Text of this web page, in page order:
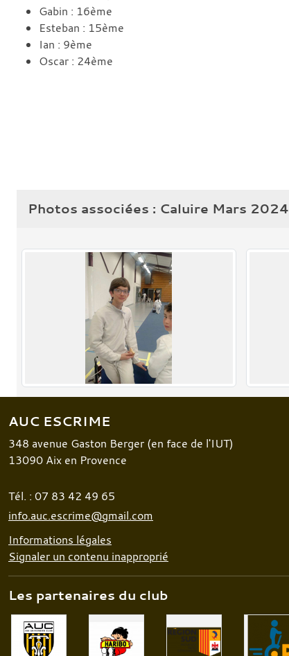
Gabin : 16ème
Esteban : 15ème
Ian : 9ème
Oscar : 24ème
Photos associées : Caluire Mars 2024
AUC ESCRIME
348 avenue Gaston Berger (en face de l'IUT)
13090 Aix en Provence
Tél. : 07 83 42 49 65
info.auc.escrime@gmail.com
Informations légales
Signaler un contenu inapproprié
Les partenaires du club